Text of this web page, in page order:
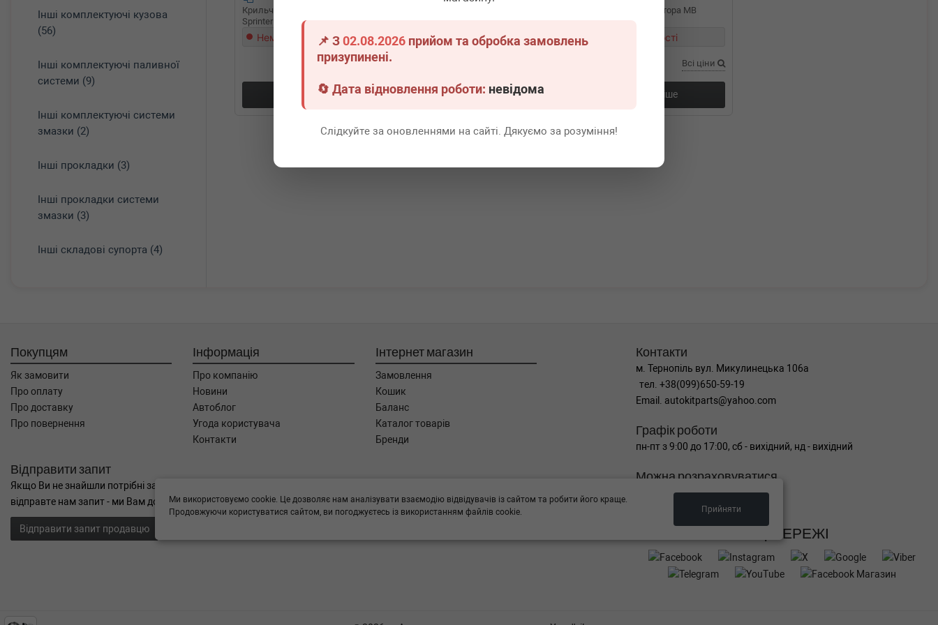
📌 З02.08.2026 прийом та обробка замовлень
призупинені.
🔄 Дата відновлення роботи: невідома
Слідкуйте за оновленнями на сайті. Дякуємо за розуміння!
Інші комплектуючі кузова
(56)
Інші комплектуючі паливної
системи (9)
Інші комплектуючі системи
змазки (2)
Інші прокладки (3)
Інші прокладки системи
змазки (3)
Інші складові супорта (4)
Крильчатка вентилятора MB
Sprinter CDI (2068)
Немає в наявності
Всі ціни
Докладніше
кріплення) (2060)
Немає в наявності
Докладніше
Крильчатка вентилятора MB
Немає в наявності
Всі ціни
Докладніше
Перша 1 Остання
Покупцям
Як замовити
Про оплату
Про доставку
Про повернення
Інформація
Про компанію
Новини
Автоблог
Угода користувача
Контакти
Інтернет магазин
Замовлення
Кошик
Баланс
Каталог товарів
Бренди
Відправити запит
Якщо Ви не знайшли потрібні запчастини, або Вам потрібна допомога в підборі,
відправте нам запит - ми Вам допоможемо
Відправити запит продавцю
Контакти
м. Тернопіль вул. Микулинецька 106а
тел. +38(099)650-59-19
Email. autokitparts@yahoo.com
Графік роботи
пн-пт з 9:00 до 17:00, сб - вихідний, нд - вихідний
Можна розраховуватися
СОЦ МЕРЕЖІ
Ми використовуємо cookie. Це дозволяє нам аналізувати взаємодію відвідувачів із сайтом та робити його краще.
Продовжуючи користуватися сайтом, ви погоджуєтесь із використанням файлів cookie.
Прийняти